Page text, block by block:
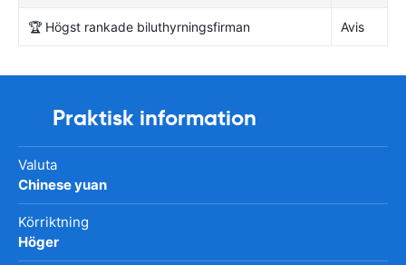
🏆 Högst rankade biluthyrningsfirman Avis
Praktisk information
Valuta
Chinese yuan
Körriktning
Höger